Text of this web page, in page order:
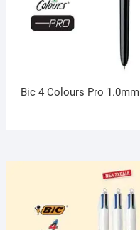
Bic 4 Colours Pro 1.0mm